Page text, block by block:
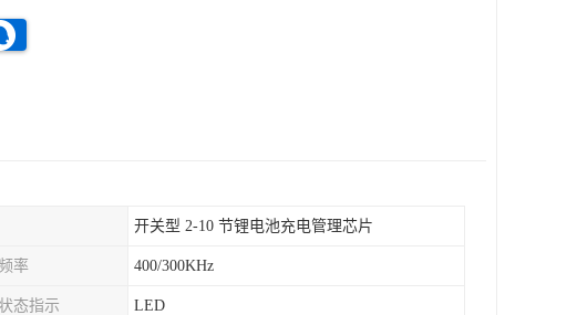
开关型 2-10 节锂电池充电管理芯片
率 400/300KHz
态指示 LED